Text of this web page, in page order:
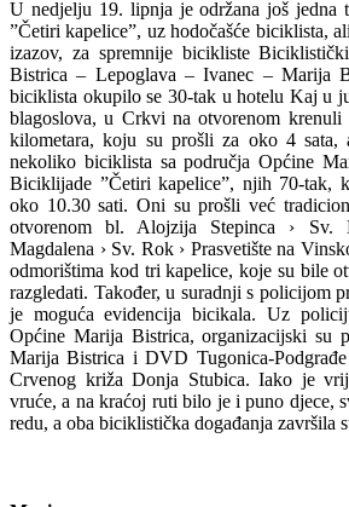
U nedjelju 19. lipnja je održana još jedna
”Četiri kapelice”, uz hodočašće biciklista,
izazov, za spremnije bicikliste
Bistrica – Lepoglava – Ivanec – Marija
biciklista okupilo se 30-tak u hotelu Kaj u
blagoslova, u Crkvi na otvorenom
kilometara, koju su prošli za oko 4
nekoliko biciklista sa područja Općine
Biciklijade ”Četiri kapelice”, njih 70-tak,
oko 10.30 sati. Oni su prošli već
otvorenom bl. Alojzija Stepinca › Sv.
Magdalena › Sv. Rok › Prasvetište na
odmorištima kod tri kapelice, koje su bile
razgledati. Također, u suradnji s policijom
je moguća evidencija bicikala. Uz
Općine Marija Bistrica, organizacijski su
Marija Bistrica i DVD Tugonica-
Crvenog križa Donja Stubica. Iako je
vruće, a na kraćoj ruti bilo je i puno djece,
redu, a oba biciklistička događanja završila